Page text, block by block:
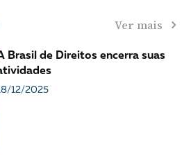
Ver mais
Brasil de Direitos encerra suas
12/2025